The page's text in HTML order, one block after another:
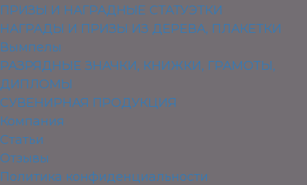
ПРИЗЫ И НАГРАДНЫЕ СТАТУЭТКИ
НАГРАДЫ И ПРИЗЫ ИЗ ДЕРЕВА, ПЛАКЕТКИ
Вымпелы
РАЗРЯДНЫЕ ЗНАЧКИ, КНИЖКИ, ГРАМОТЫ,
ДИПЛОМЫ
СУВЕНИРНАЯ ПРОДУКЦИЯ
Компания
Статьи
Отзывы
Политика конфиденциальности